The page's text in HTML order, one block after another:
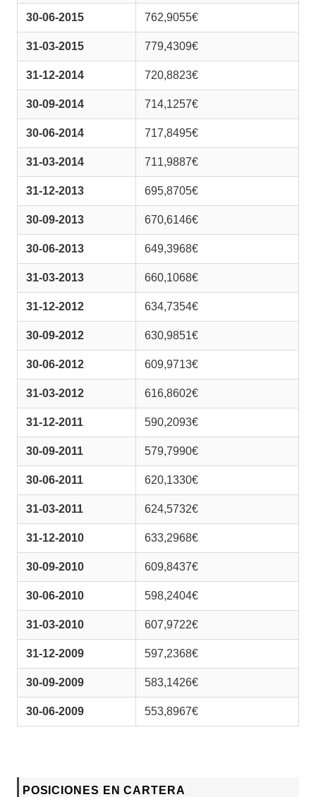
30-06-2015 762,9055€
31-03-2015 779,4309€
31-12-2014 720,8823€
30-09-2014 714,1257€
30-06-2014 717,8495€
31-03-2014 711,9887€
31-12-2013 695,8705€
30-09-2013 670,6146€
30-06-2013 649,3968€
31-03-2013 660,1068€
31-12-2012 634,7354€
30-09-2012 630,9851€
30-06-2012 609,9713€
31-03-2012 616,8602€
31-12-2011 590,2093€
30-09-2011 579,7990€
30-06-2011 620,1330€
31-03-2011 624,5732€
31-12-2010 633,2968€
30-09-2010 609,8437€
30-06-2010 598,2404€
31-03-2010 607,9722€
31-12-2009 597,2368€
30-09-2009 583,1426€
30-06-2009 553,8967€
POSICIONES EN CARTERA